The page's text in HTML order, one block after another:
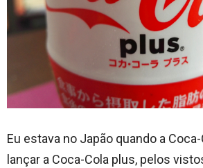
Eu estava no Japão quando a
lançar a Coca-Cola plus, pelos